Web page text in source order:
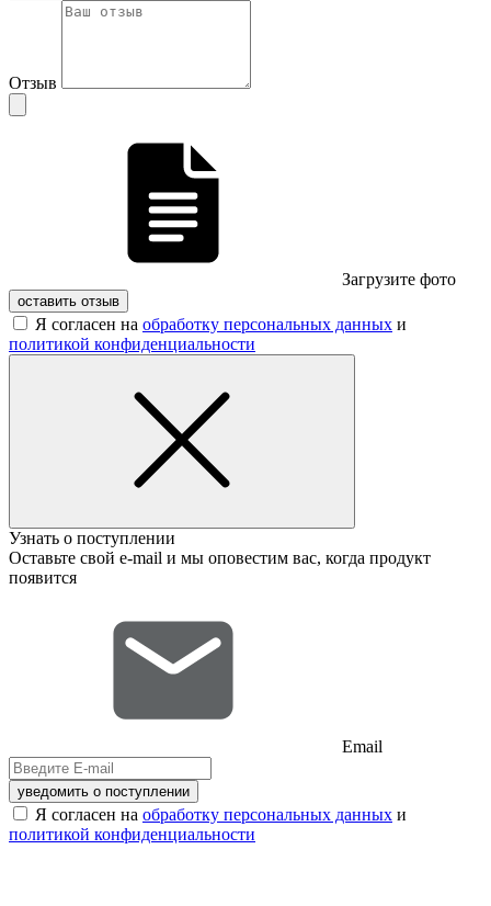
Отзыв
Загрузите фото
оставить отзыв
Я согласен на обработку персональных данных и
политикой конфиденциальности
Узнать о поступлении
Оставьте свой e-mail и мы оповестим вас, когда продукт
появится
Email
уведомить о поступлении
Я согласен на обработку персональных данных и
политикой конфиденциальности